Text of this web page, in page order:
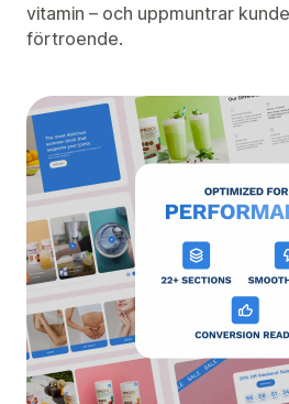
vitamin – och uppmuntrar
förtroende.